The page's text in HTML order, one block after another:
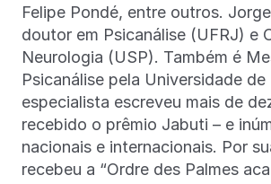
Felipe Pondé, entre outros.
doutor em Psicanálise (UFRJ) e
Neurologia (USP). Também é
Psicanálise pela Universidade de
especialista escreveu mais de
recebido o prêmio Jabuti – e
nacionais e internacionais. Por
recebeu a “Ordre des Palmes